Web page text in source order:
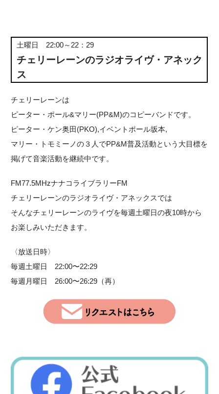
土曜日 22:00～22：29
チェリーレーンのラジオライヴ・アネック
ス
チェリーレーンは
ピーター・ポール&マリー(PP&M)のコピーバンドです。
ピーター・ケン奥田(PKO),イベントポール坂本,
マリー・トモミーノの３人でPP&M普及活動という大目標を
掲げて音楽活動を継続中です。
FM77.5MHzナナコライブラリーFM
チェリーレーンのラジオライヴ・アネックスでは
そんなチェリーレーンのライヴを毎週土曜日の夜10時から
お楽しみいただきます。
〈放送日時〉
毎週土曜日 22:00〜22:29
毎週月曜日 26:00〜26:29（再）